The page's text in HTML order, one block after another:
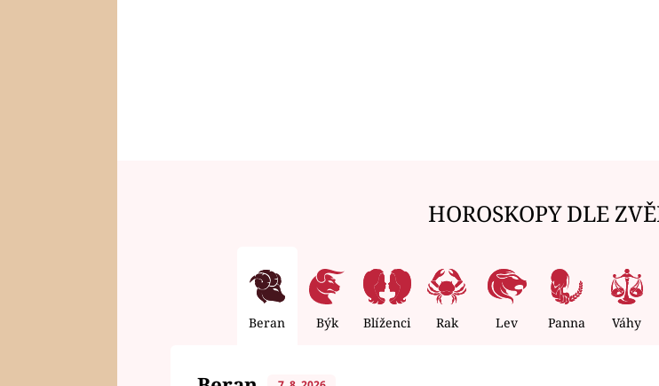
HOROSKOPY DLE
Beran Býk Blíženci Rak Lev Panna Váhy